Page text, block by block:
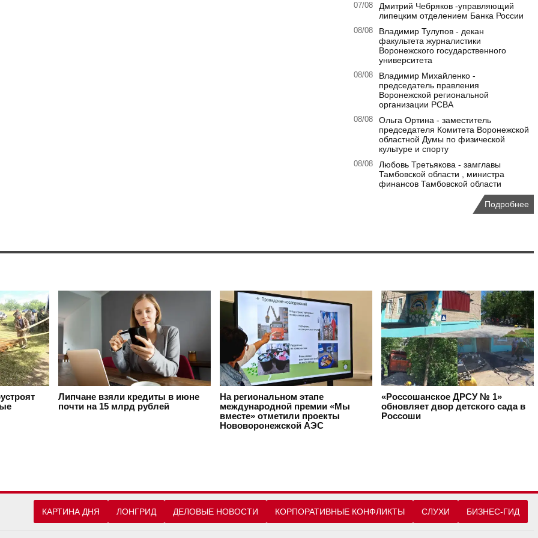
07/08
Дмитрий Чебряков -управляющий
липецким отделением Банка России
08/08
Владимир Тулупов - декан
факультета журналистики
Воронежского государственного
университета
08/08
Владимир Михайленко -
председатель правления
Воронежской региональной
организации РСВА
08/08
Ольга Ортина - заместитель
председателя Комитета Воронежской
областной Думы по физической
культуре и спорту
08/08
Любовь Третьякова - замглавы
Тамбовской области , министра
финансов Тамбовской области
Подробнее
Липчане взяли кредиты в июне
почти на 15 млрд рублей
На региональном этапе
международной премии «Мы
вместе» отметили проекты
Нововоронежской АЭС
«Россошанское ДРСУ № 1»
обновляет двор детского сада в
Россоши
КАРТИНА ДНЯ ЛОНГРИД ДЕЛОВЫЕ НОВОСТИ КОРПОРАТИВНЫЕ КОНФЛИКТЫ СЛУХИ БИЗНЕС-ГИД